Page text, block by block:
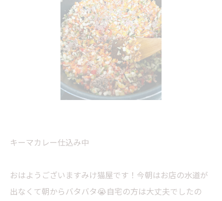
キーマカレー仕込み中
おはようございますみけ猫屋です！今朝はお店の水道が
出なくて朝からバタバタ😭自宅の方は大丈夫でしたの